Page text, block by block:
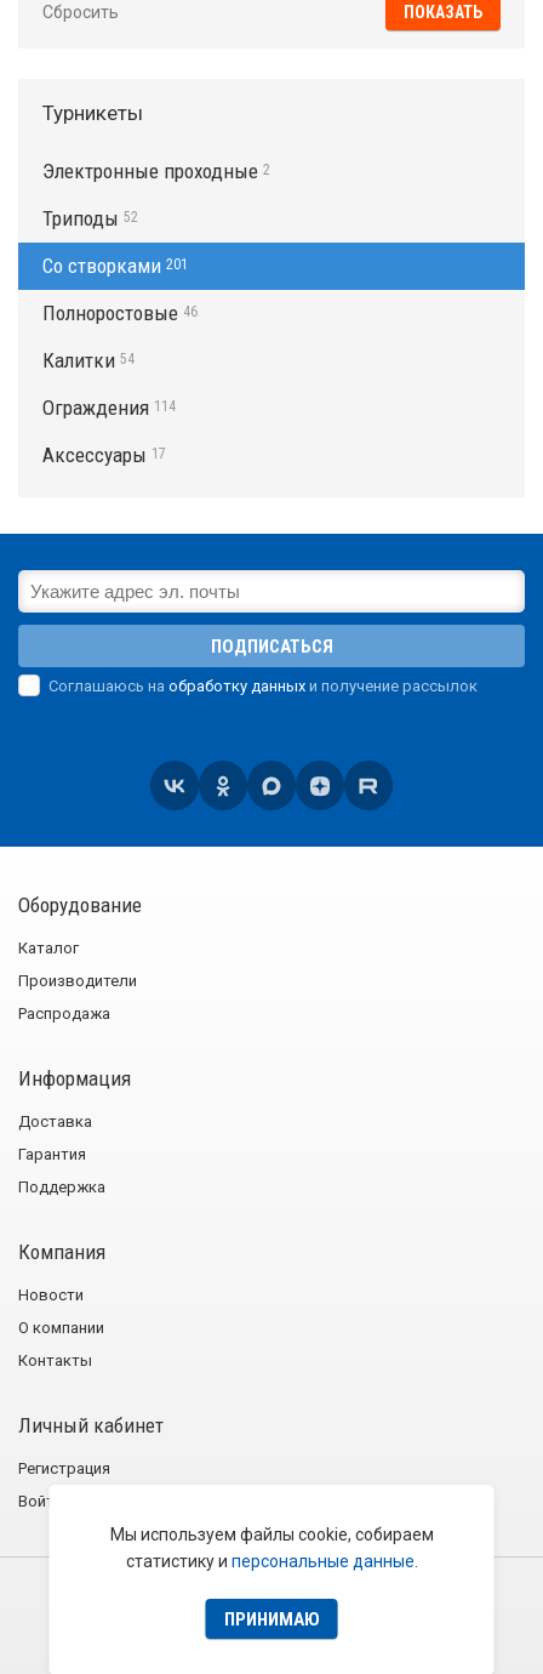
Сбросить
Турникеты
Электронные проходные 2
Триподы 52
Со створками 201
Полноростовые 46
Калитки 54
Ограждения 114
Аксессуары 17
ПОДПИСАТЬСЯ
Соглашаюсь на обработку данных и получение рассылок
Оборудование
Каталог
Производители
Распродажа
Информация
Доставка
Гарантия
Поддержка
Компания
Новости
О компании
Контакты
Личный кабинет
Регистрация
Войти
2001−2026 © Группа компаний «Эликс»
Политика конфиденциальности
Пользовательское соглашение
Мы используем файлы cookie, собираем
статистику и персональные данные
ПРИНИМАЮ